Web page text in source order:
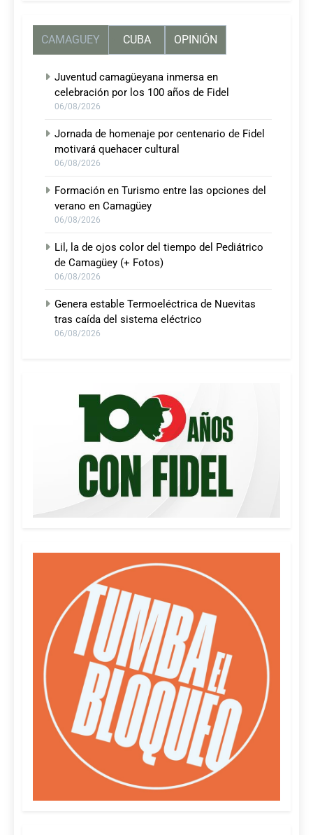
CAMAGUEY CUBA OPINIÓN
Juventud camagüeyana inmersa en
celebración por los 100 años de Fidel
06/08/2026
Jornada de homenaje por centenario de Fidel
motivará quehacer cultural
06/08/2026
Formación en Turismo entre las opciones del
verano en Camagüey
06/08/2026
Lil, la de ojos color del tiempo del Pediátrico
de Camagüey (+ Fotos)
06/08/2026
Genera estable Termoeléctrica de Nuevitas
tras caída del sistema eléctrico
06/08/2026